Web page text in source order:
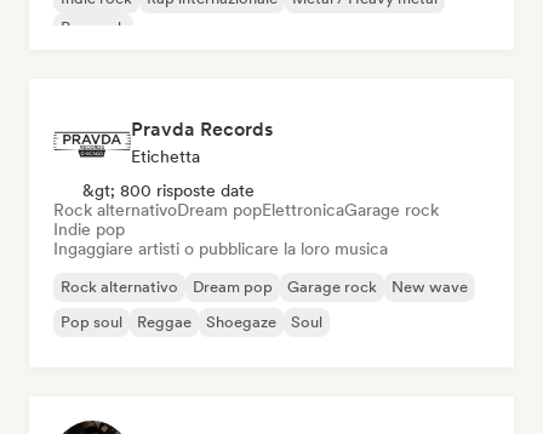
Pop rock
Pravda Records
Etichetta
&gt; 800 risposte date
Rock alternativoDream popElettronicaGarage rock
Indie pop
Ingaggiare artisti o pubblicare la loro musica
Rock alternativo Dream pop Garage rock
New wave
Pop soul
Reggae Shoegaze Soul